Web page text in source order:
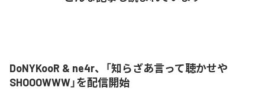
DoNYKooR & ne4r、「知らざあ言って聴かせや
SHOOOWWW」を配信開始